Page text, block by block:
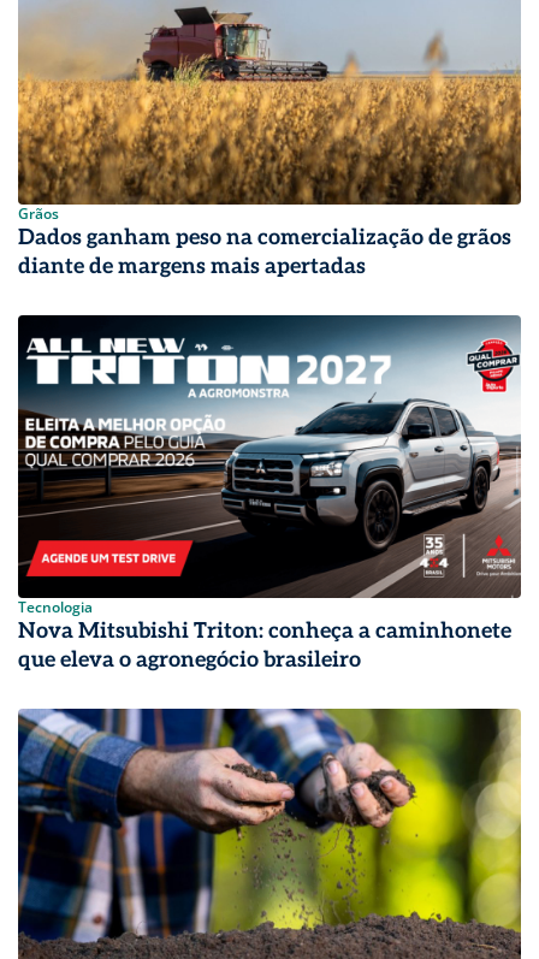
Grãos
Dados ganham peso na comercialização de grãos
diante de margens mais apertadas
Tecnologia
Nova Mitsubishi Triton: conheça a caminhonete
que eleva o agronegócio brasileiro